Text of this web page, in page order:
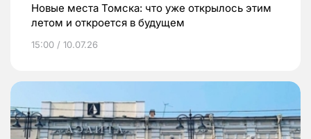
Новые места Томска: что уже открылось этим
летом и откроется в будущем
15:00 / 10.07.26